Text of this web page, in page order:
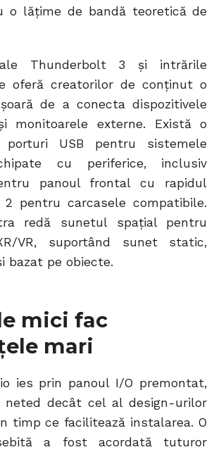
o lățime de bandă teoretică de
Thunderbolt 3 și intrările
oferă creatorilor de conținut o
de a conecta dispozitivele
monitoarele externe. Există o
USB pentru sistemele
cu periferice, inclusiv
panoul frontal cu rapidul
2 pentru carcasele compatibile.
redă sunetul spațial pentru
VR, suportând sunet static,
bazat pe obiecte.
mici fac
mari
ies prin panoul I/O premontat,
neted decât cel al design-urilor
timp ce facilitează instalarea. O
a fost acordată tuturor